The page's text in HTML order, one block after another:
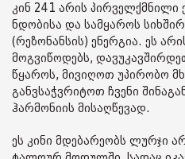
კინ 241 არის პირველქმნილი
ნდობისა და სამყაროს
(რეზონანსის) ენერგია. ეს
მოგვიწოდებს,
წყაროს, მივიღოთ უპირობო
განვსაჭვრიტოთ ჩვენი
ჰარმონიის მისაღწევად.
ეს კინი მდებარეობს ლურჯი